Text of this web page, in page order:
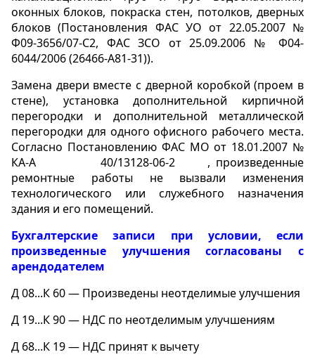
оконных блоков, покраска стен, потолков, дверных
блоков (Постановления ФАС УО от 22.05.2007 №
Ф09-3656/07-С2, ФАС ЗСО от 25.09.2006 № Ф04-
6044/2006 (26466-А81-31)).
Замена двери вместе с дверной коробкой (проем в
стене), установка дополнительной кирпичной
перегородки и дополнительной металлической
перегородки для одного офисного рабочего места.
Согласно Постановлению ФАС МО от 18.01.2007 №
КА-А 40/13128-06-2 , произведенные
ремонтные работы не вызвали изменения
технологического или служебного назначения
здания и его помещений.
Бухгалтерские записи при условии, если
произведенные улучшения согласованы с
арендодателем
Д 08...К 60 — Произведены неотделимые улучшения
Д 19...К 90 — НДС по неотделимым улучшениям
Д 68...К 19 — НДС принят к вычету